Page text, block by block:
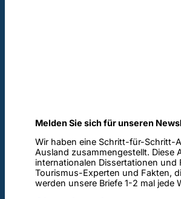
Melden Sie sich für unseren
Wir haben eine Schritt-für-Schritt-
Ausland zusammengestellt. Diese
internationalen Dissertationen
Tourismus-Experten und Fakten,
werden unsere Briefe 1-2 mal jede